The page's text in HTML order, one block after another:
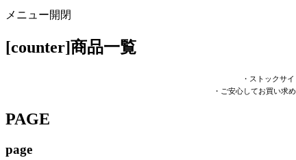
メニュー開閉
[counter]商品一覧
・ストックサ
・ご安心してお買い求
PAGE
page